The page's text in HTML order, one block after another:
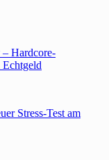
– Hardcore-
Echtgeld
Stress-Test am